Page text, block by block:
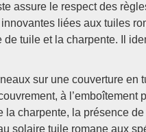
assure le respect des
liées aux tuiles
de tuile et la charpente. Il
sur une couverture en
à
la charpente, la présence
solaire tuile romane aux